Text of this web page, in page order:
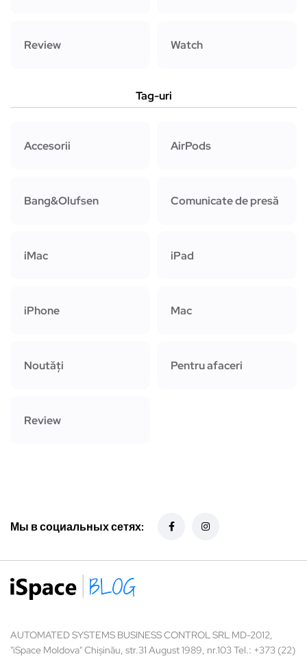
Review Watch
Tag-uri
Accesorii AirPods
Bang&Olufsen Comunicate de presă
iMac iPad
iPhone Mac
Noutăți Pentru afaceri
Review
Мы в социальных сетях:
AUTOMATED SYSTEMS BUSINESS CONTROL SRL MD-2012,
"iSpace Moldova" Chișinău, str.31 August 1989, nr.103 Tel.: +373 (22)